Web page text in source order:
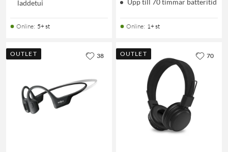
laddetui
Online: 5+ st
Upp till 70 timmar batteritid
Online: 1+ st
OUTLET 38 OUTLET 70